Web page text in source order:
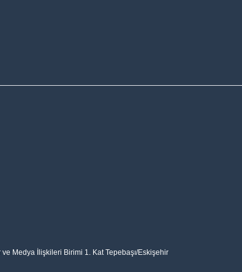
Medya İlişkileri Birimi 1. Kat Tepebaşı/Eskişehir